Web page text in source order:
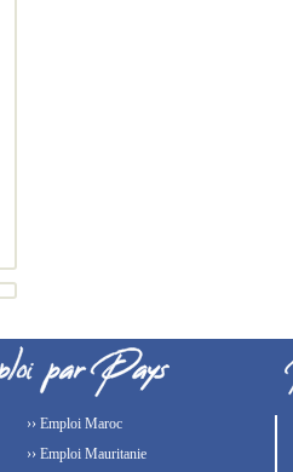
›› Emploi Maroc
›› Emploi Mauritanie